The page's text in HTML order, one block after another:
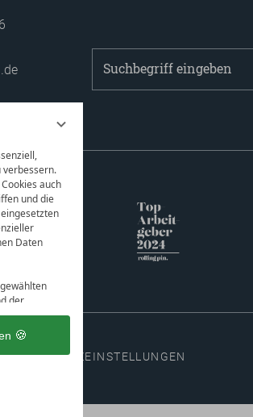
verbessern.
auch
und die
Daten
der
IP-
Eine
Cookies“
in den